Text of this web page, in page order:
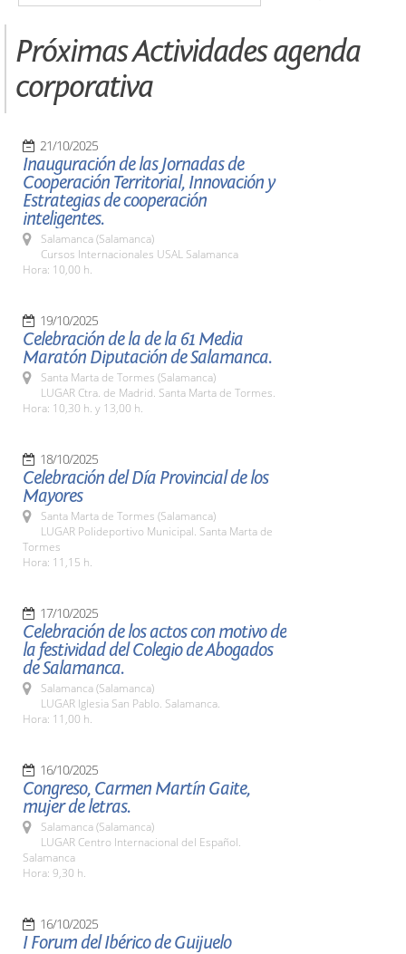
Próximas Actividades agenda
corporativa
21/10/2025
Inauguración de las Jornadas de
Cooperación Territorial, Innovación y
Estrategias de cooperación
inteligentes.
Salamanca (Salamanca)
Cursos Internacionales USAL Salamanca
Hora: 10,00 h.
19/10/2025
Celebración de la de la 61 Media
Maratón Diputación de Salamanca.
Santa Marta de Tormes (Salamanca)
LUGAR Ctra. de Madrid. Santa Marta de Tormes.
Hora: 10,30 h. y 13,00 h.
18/10/2025
Celebración del Día Provincial de los
Mayores
Santa Marta de Tormes (Salamanca)
LUGAR Polideportivo Municipal. Santa Marta de
Tormes
Hora: 11,15 h.
17/10/2025
Celebración de los actos con motivo de
la festividad del Colegio de Abogados
de Salamanca.
Salamanca (Salamanca)
LUGAR Iglesia San Pablo. Salamanca.
Hora: 11,00 h.
16/10/2025
Congreso, Carmen Martín Gaite,
mujer de letras.
Salamanca (Salamanca)
LUGAR Centro Internacional del Español.
Salamanca
Hora: 9,30 h.
16/10/2025
I Forum del Ibérico de Guijuelo